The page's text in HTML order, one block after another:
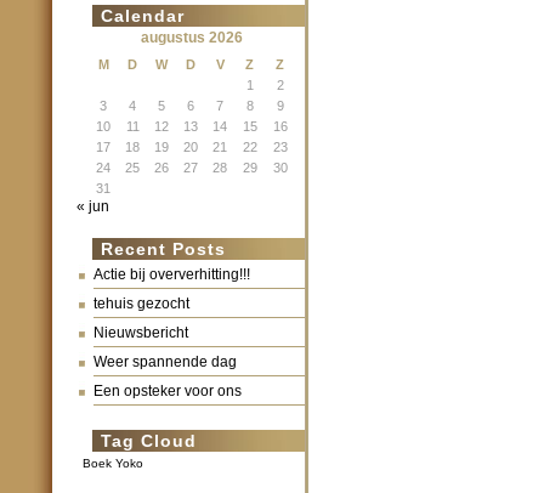
Calendar
augustus 2026
M D W D V Z
Z
1
2
3
4 5 6 7 8
9
10
11 12 13 14 15
16
17
18 19 20 21 22
23
24
25 26 27 28 29
30
31
« jun
Recent Posts
Actie bij oververhitting!!!
tehuis gezocht
Nieuwsbericht
Weer spannende dag
Een opsteker voor ons
Tag Cloud
Boek Yoko